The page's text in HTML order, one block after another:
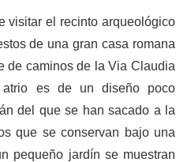
visitar el recinto arqueológico
de una gran casa romana
de caminos de la Via Claudia
es de un diseño poco
del que se han sacado a la
que se conservan bajo una
pequeño jardín se muestran